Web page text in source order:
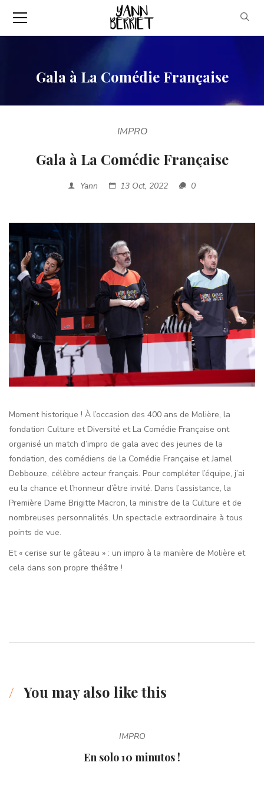
Gala à La Comédie Française
IMPRO
Gala à La Comédie Française
Yann 13 Oct, 2022 0
Moment historique ! À l’occasion des 400 ans de Molière, la
fondation Culture et Diversité et La Comédie Française ont
organisé un match d’impro de gala avec des jeunes de la
fondation, des comédiens de la Comédie Française et Jamel
Debbouze, célèbre acteur français. Pour compléter l’équipe, j’ai
eu la chance et l’honneur d’être invité. Dans l’assistance, la
Première Dame Brigitte Macron, la ministre de la Culture et de
nombreuses personnalités. Un spectacle extraordinaire à tous
points de vue.
Et « cerise sur le gâteau » : un impro à la manière de Molière et
cela dans son propre théâtre !
You may also like this
IMPRO
En solo 10 minutos !